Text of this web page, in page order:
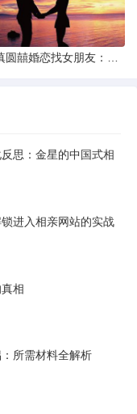
思：金星的中国式相
进入相亲网站的实战
相
所需材料全解析